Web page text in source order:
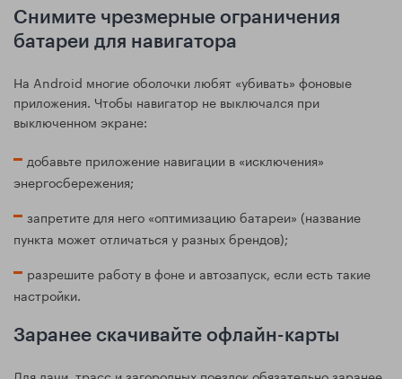
Снимите чрезмерные ограничения
батареи для навигатора
На Android многие оболочки любят «убивать» фоновые
приложения. Чтобы навигатор не выключался при
выключенном экране:
добавьте приложение навигации в «исключения»
энергосбережения;
запретите для него «оптимизацию батареи» (название
пункта может отличаться у разных брендов);
разрешите работу в фоне и автозапуск, если есть такие
настройки.
Заранее скачивайте офлайн-карты